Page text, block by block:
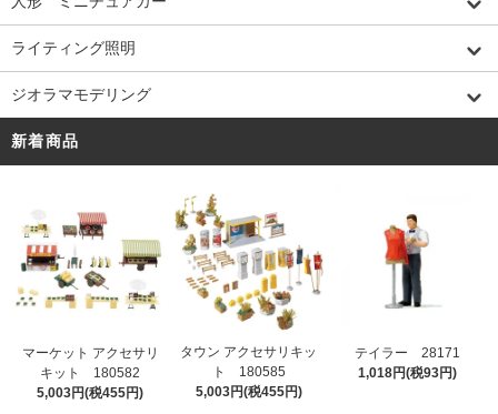
ライティング照明
ジオラマモデリング
新着商品
マーケット アクセサリ
キット 180582
5,003円(税455円)
タウン アクセサリキッ
ト 180585
5,003円(税455円)
テイラー 28171
1,018円(税93円)